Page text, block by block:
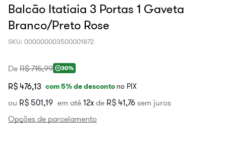
Balcão Itatiaia 3 Portas 1 Gaveta
Branco/Preto Rose
SKU: 000000003500001872
De R$ 715,99 30%
R$ 476,13 com5% de desconto no PIX
ou R$ 501,19 em até 12 de R$ 41,76sem juros
Opções de parcelamento